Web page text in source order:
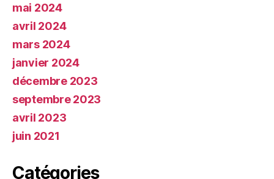
mai 2024
avril 2024
mars 2024
janvier 2024
décembre 2023
septembre 2023
avril 2023
juin 2021
Catégories